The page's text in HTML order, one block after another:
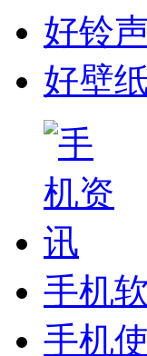
好铃
好壁
手机
手机